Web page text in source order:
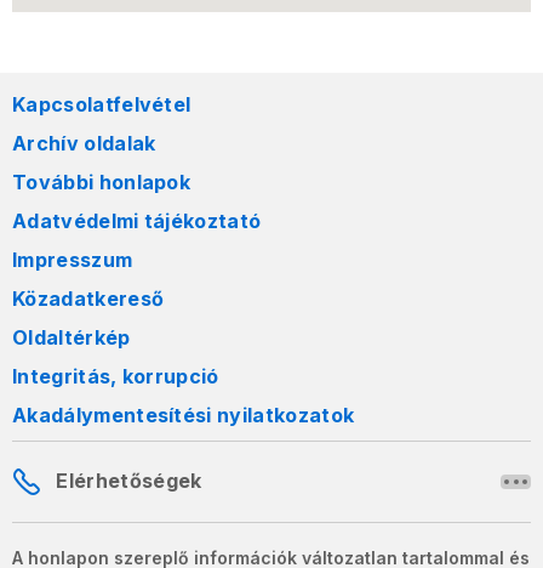
Kapcsolatfelvétel
Archív oldalak
További honlapok
Adatvédelmi tájékoztató
Impresszum
Közadatkereső
Oldaltérkép
Integritás, korrupció
Akadálymentesítési nyilatkozatok
Elérhetőségek
A honlapon szereplő információk változatlan tartalommal és